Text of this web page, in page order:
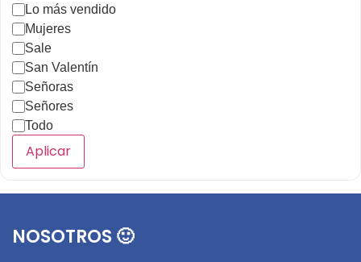
Lo más vendido
Mujeres
Sale
San Valentín
Señoras
Señores
Todo
Aplicar
NOSOTROS 🙂